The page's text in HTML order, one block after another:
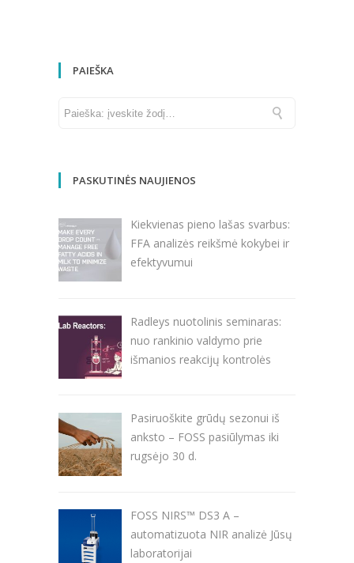
PAIEŠKA
PASKUTINĖS NAUJIENOS
Kiekvienas pieno lašas svarbus:
FFA analizės reikšmė kokybei ir
efektyvumui
Radleys nuotolinis seminaras:
nuo rankinio valdymo prie
išmanios reakcijų kontrolės
Pasiruoškite grūdų sezonui iš
anksto – FOSS pasiūlymas iki
rugsėjo 30 d.
FOSS NIRS™ DS3 A –
automatizuota NIR analizė Jūsų
laboratorijai